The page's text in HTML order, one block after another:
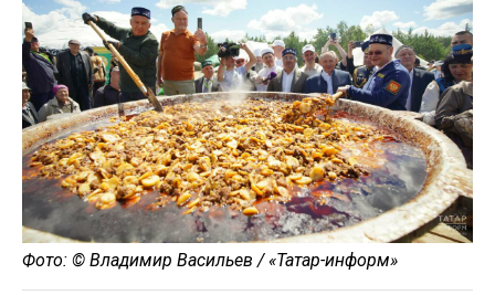
Фото: © Владимир Васильев / «Татар-информ»